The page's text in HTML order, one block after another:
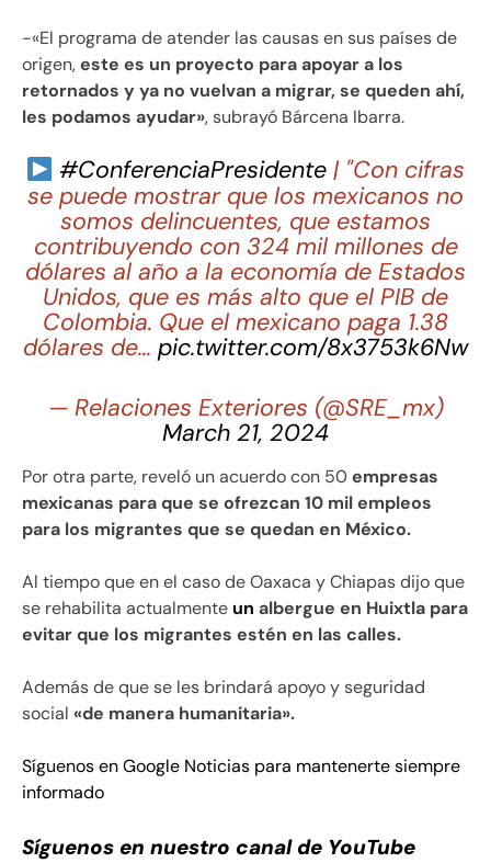
-«El programa de atender las causas en sus países de
origen,este es un proyecto para apoyar a los
retornados y ya no vuelvan a migrar, se queden ahí,
les podamos ayudar», subrayó Bárcena Ibarra.
#ConferenciaPresidente | "Con cifras
se puede mostrar que los mexicanos no
somos delincuentes, que estamos
contribuyendo con 324 mil millones de
dólares al año a la economía de Estados
Unidos, que es más alto que el PIB de
Colombia. Que el mexicano paga 1.38
dólares de… pic.twitter.com/8x3753k6Nw
— Relaciones Exteriores (@SRE_mx)
March 21, 2024
Por otra parte, reveló un acuerdo con 50empresas
mexicanas para que se ofrezcan 10 mil empleos
para los migrantes que se quedan en México.
Al tiempo que en el caso de Oaxaca y Chiapas dijo que
se rehabilita actualmente un albergue en Huixtla para
evitar que los migrantes estén en las calles.
Además de que se les brindará apoyo y seguridad
social «de manera humanitaria».
Síguenos en Google Noticias para mantenerte siempre
informado
Síguenos en nuestro canal de YouTube